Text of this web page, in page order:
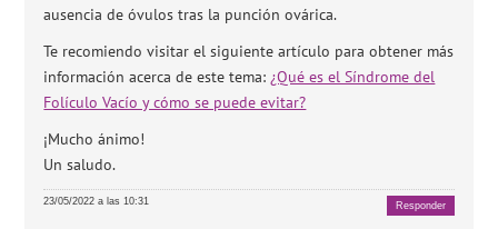
ausencia de óvulos tras la punción ovárica.
Te recomiendo visitar el siguiente artículo para obtener más
información acerca de este tema: ¿Qué es el Síndrome del
Folículo Vacío y cómo se puede evitar?
¡Mucho ánimo!
Un saludo.
23/05/2022 a las 10:31 Responder